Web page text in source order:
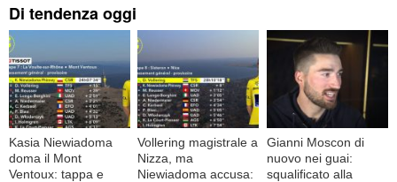
Di tendenza oggi
Kasia Niewiadoma
doma il Mont
Ventoux: tappa e
Vollering magistrale a
Nizza, ma
Niewiadoma accusa:
Gianni Moscon di
nuovo nei guai:
squalificato alla